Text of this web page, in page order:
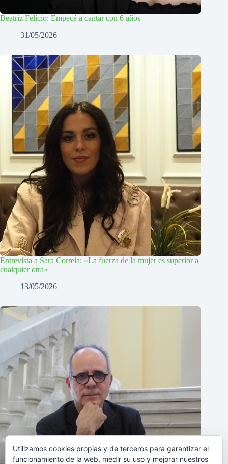
Beatriz Felício: Empecé a cantar con 6 años
31/05/2026
Entrevista a Sara Correia: «La fuerza de la mujer es superior a
cualquier otra»
13/05/2026
Utilizamos cookies propias y de terceros para garantizar el
funcionamiento de la web, medir su uso y mejorar nuestros